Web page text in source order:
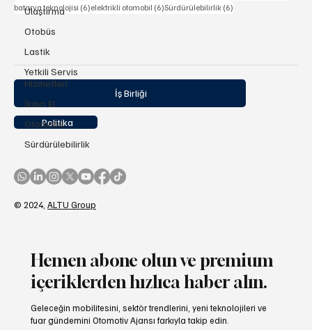
Ulaştırma
Otobüs
Lastik
Yetkili Servis
Hizmetleri
İkinci El
Otomobil
Sürdürülebilirlik
Hemen abone olun ve premium
içeriklerden hızlıca haber alın.
Geleceğin mobilitesini, sektör trendlerini, yeni teknolojileri ve
fuar gündemini Otomotiv Ajansı farkıyla takip edin.
batarya teknolojisi (6)6 yazı
elektrikli otomobil (6)6 yazı
Sürdürülebilirlik (6)
İş Birliği
Politika
© 2024, ALTU Group